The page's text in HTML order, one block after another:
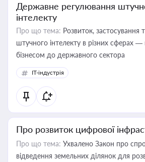
Державне регулювання
інтелекту
Про що тема: Розвиток, застосування
штучного інтелекту в різних сферах —
бізнесом до державного сектора
IT-індустрія
Про розвиток цифрової
Про що тема: Ухвалено Закон про
відведення земельних ділянок для